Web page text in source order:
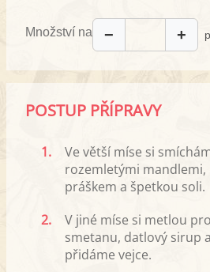
Množství na − +
POSTUP PŘÍPRAVY
1.
Ve větší míse si
rozemletými mandlemi,
práškem a špetkou soli.
2.
V jiné míse si metlou
smetanu, datlový sirup
přidáme vejce.